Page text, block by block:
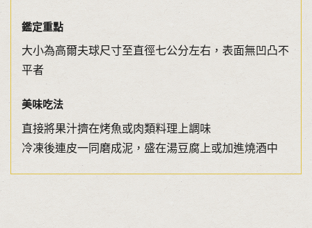
鑑定重點
大小為高爾夫球尺寸至直徑七公分左右，表面無凹凸不
平者
美味吃法
直接將果汁擠在烤魚或肉類料理上調味
冷凍後連皮一同磨成泥，盛在湯豆腐上或加進燒酒中